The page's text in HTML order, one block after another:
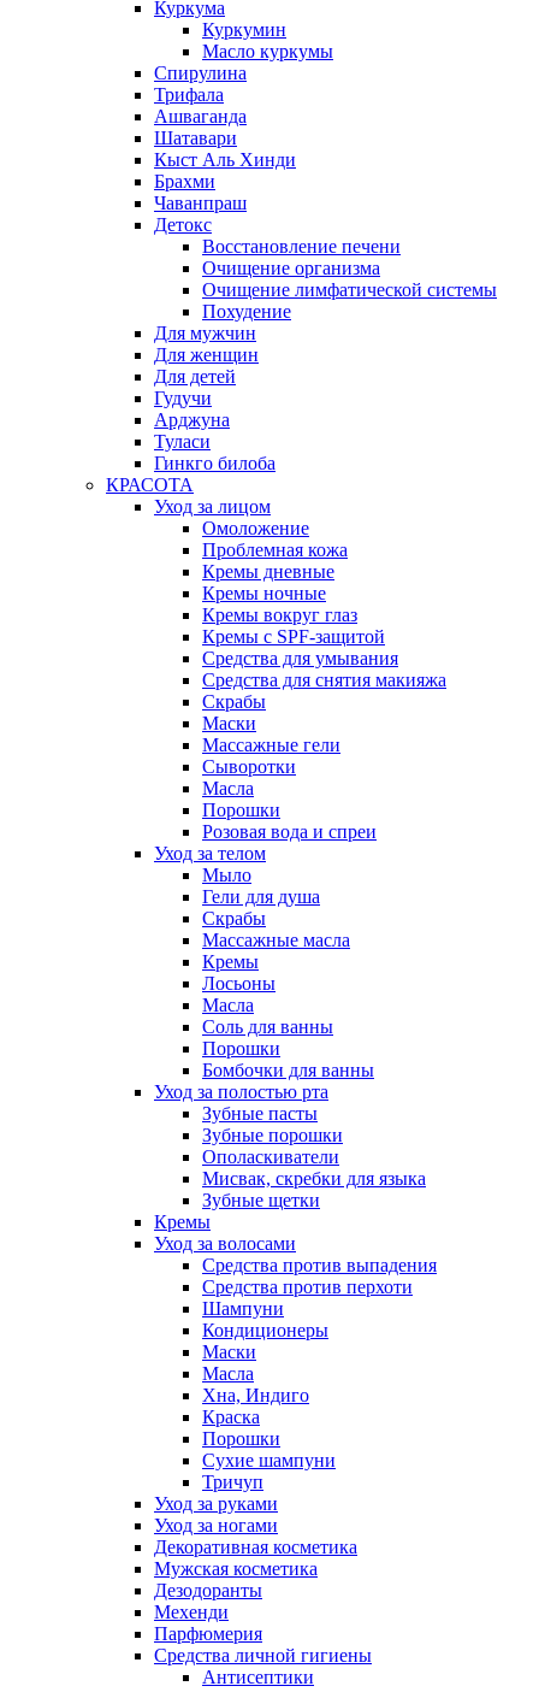
Куркума
Куркумин
Масло куркумы
Спирулина
Трифала
Ашваганда
Шатавари
Кыст Аль Хинди
Брахми
Чаванпраш
Детокс
Восстановление печени
Очищение организма
Очищение лимфатической системы
Похудение
Для мужчин
Для женщин
Для детей
Гудучи
Арджуна
Туласи
Гинкго билоба
КРАСОТА
Уход за лицом
Омоложение
Проблемная кожа
Кремы дневные
Кремы ночные
Кремы вокруг глаз
Кремы с SPF-защитой
Средства для умывания
Средства для снятия макияжа
Скрабы
Маски
Массажные гели
Сыворотки
Масла
Порошки
Розовая вода и спреи
Уход за телом
Мыло
Гели для душа
Скрабы
Массажные масла
Кремы
Лосьоны
Масла
Соль для ванны
Порошки
Бомбочки для ванны
Уход за полостью рта
Зубные пасты
Зубные порошки
Ополаскиватели
Мисвак, скребки для языка
Зубные щетки
Кремы
Уход за волосами
Средства против выпадения
Средства против перхоти
Шампуни
Кондиционеры
Маски
Масла
Хна, Индиго
Краска
Порошки
Сухие шампуни
Тричуп
Уход за руками
Уход за ногами
Декоративная косметика
Мужская косметика
Дезодоранты
Мехенди
Парфюмерия
Средства личной гигиены
Антисептики